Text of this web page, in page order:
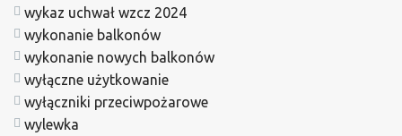
wykaz uchwał wzcz 2024
wykonanie balkonów
wykonanie nowych balkonów
wyłączne użytkowanie
wyłączniki przeciwpożarowe
wylewka